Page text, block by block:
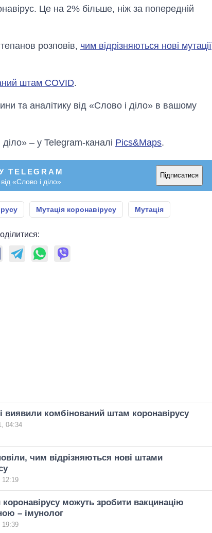
Це на 2% більше, ніж за попередній
розповів, чим відрізняються нові мутації
штам COVID.
та аналітику від «Слово і діло» в вашому
діло» – у Telegram-каналі Pics&Maps.
«Слово і діло»
Підписатися
Мутація коронавірусу Мутація
виявили комбінований штам коронавірусу
04:34
чим відрізняються нові штами
12:19
можуть зробити вакцинацію
– імунолог
19:39